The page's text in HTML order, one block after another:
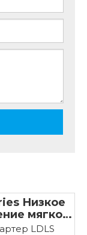
Низкое
мягкое
LDLS